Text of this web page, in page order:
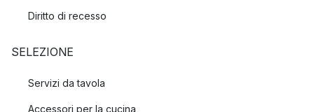
Diritto di recesso
SELEZIONE
Servizi da tavola
Accessori per la cucina